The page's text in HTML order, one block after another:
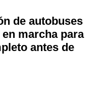
de autobuses
marcha para
antes de